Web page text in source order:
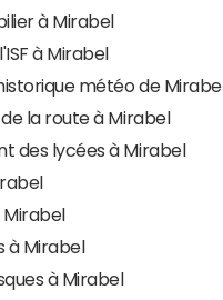
à Mirabel
à Mirabel
météo de Mirabel
la route à Mirabel
des lycées à Mirabel
à Mirabel
à Mirabel